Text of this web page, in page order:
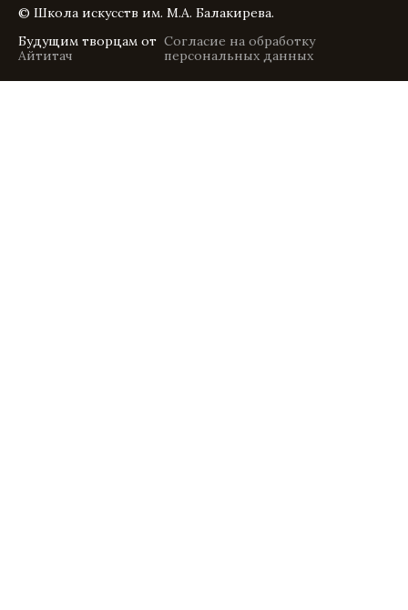
© Школа искусств им. М.А. Балакирева.
Будущим творцам от
Айтитач
Согласие на обработку
персональных данных